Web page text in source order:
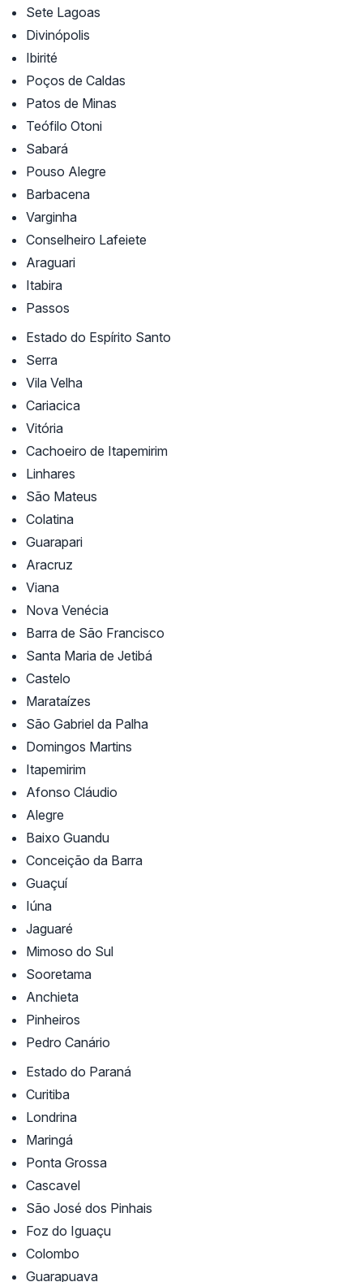
Sete Lagoas
Divinópolis
Ibirité
Poços de Caldas
Patos de Minas
Teófilo Otoni
Sabará
Pouso Alegre
Barbacena
Varginha
Conselheiro Lafeiete
Araguari
Itabira
Passos
Estado do Espírito Santo
Serra
Vila Velha
Cariacica
Vitória
Cachoeiro de Itapemirim
Linhares
São Mateus
Colatina
Guarapari
Aracruz
Viana
Nova Venécia
Barra de São Francisco
Santa Maria de Jetibá
Castelo
Marataízes
São Gabriel da Palha
Domingos Martins
Itapemirim
Afonso Cláudio
Alegre
Baixo Guandu
Conceição da Barra
Guaçuí
Iúna
Jaguaré
Mimoso do Sul
Sooretama
Anchieta
Pinheiros
Pedro Canário
Estado do Paraná
Curitiba
Londrina
Maringá
Ponta Grossa
Cascavel
São José dos Pinhais
Foz do Iguaçu
Colombo
Guarapuava